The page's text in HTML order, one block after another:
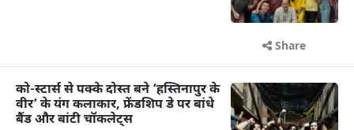
Share
को-स्टार्स से पक्के दोस्त बने ‘हस्तिनापुर के
वीर’ के यंग कलाकार, फ्रेंडशिप डे पर बांधे
बैंड और बांटी चॉकलेट्स